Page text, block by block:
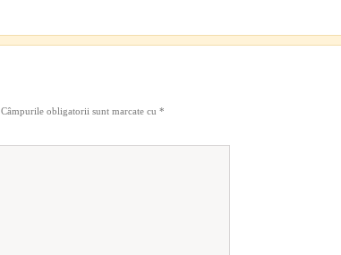
Câmpurile obligatorii sunt marcate cu *